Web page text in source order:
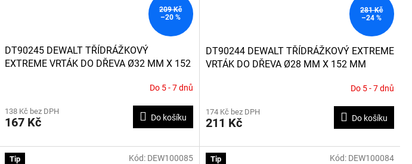
209 Kč
–20 %
DT90245 DEWALT TŘÍDRÁŽKOVÝ
EXTREME VRTÁK DO DŘEVA Ø32 MM X 152
Do 5 - 7 dnů
138 Kč bez DPH
167 Kč Do košíku
281 Kč
–24 %
DT90244 DEWALT TŘÍDRÁŽKOVÝ EXTREME
VRTÁK DO DŘEVA Ø28 MM X 152 MM
Do 5 - 7 dnů
174 Kč bez DPH
211 Kč Do košíku
Tip Kód: DEW100085 Tip Kód: DEW100084